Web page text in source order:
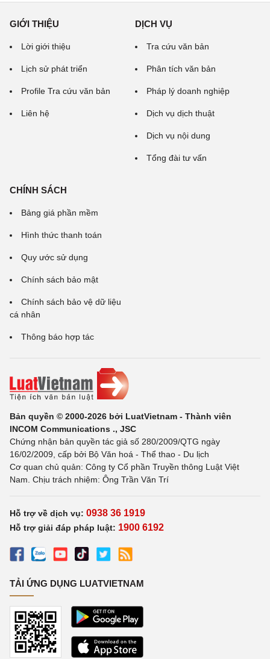
GIỚI THIỆU
Lời giới thiệu
Lịch sử phát triển
Profile Tra cứu văn bản
Liên hệ
DỊCH VỤ
Tra cứu văn bản
Phân tích văn bản
Pháp lý doanh nghiệp
Dịch vụ dịch thuật
Dịch vụ nội dung
Tổng đài tư vấn
CHÍNH SÁCH
Bảng giá phần mềm
Hình thức thanh toán
Quy ước sử dụng
Chính sách bảo mật
Chính sách bảo vệ dữ liệu
cá nhân
Thông báo hợp tác
Bản quyền © 2000-2026 bởi LuatVietnam - Thành viên
INCOM Communications ., JSC
Chứng nhận bản quyền tác giả số 280/2009/QTG ngày
16/02/2009, cấp bởi Bộ Văn hoá - Thể thao - Du lịch
Cơ quan chủ quản: Công ty Cổ phần Truyền thông Luật Việt
Nam. Chịu trách nhiệm: Ông Trần Văn Trí
Hỗ trợ về dịch vụ: 0938 36 1919
Hỗ trợ giải đáp pháp luật: 1900 6192
TẢI ỨNG DỤNG LUATVIETNAM